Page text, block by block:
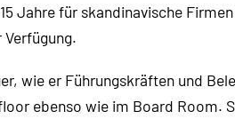
Jahre für skandinavische
wie er Führungskräften und
ebenso wie im Board Room.